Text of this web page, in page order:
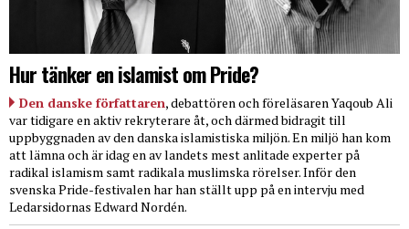
Hur tänker en islamist om Pride?
Den danske författaren, debattören och föreläsaren Yaqoub Ali
var tidigare en aktiv rekryterare åt, och därmed bidragit till
uppbyggnaden av den danska islamistiska miljön. En miljö han kom
att lämna och är idag en av landets mest anlitade experter på
radikal islamism samt radikala muslimska rörelser. Inför den
svenska Pride-festivalen har han ställt upp på en intervju med
Ledarsidornas Edward Nordén.